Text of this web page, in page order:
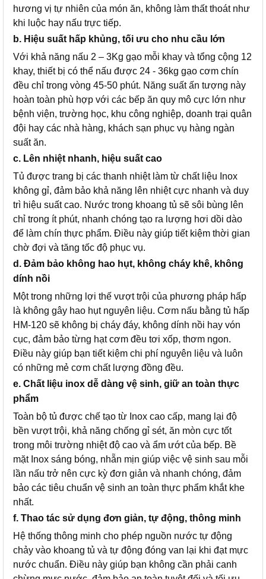
hương vị tự nhiên của món ăn, không làm thất thoát như
khi luộc hay nấu trực tiếp.
b. Hiệu suất hấp khủng, tối ưu cho nhu cầu lớn
Với khả năng nấu 2 – 3Kg gạo mỗi khay và tổng cộng 12
khay, thiết bị có thể nấu được 24 - 36kg gạo cơm chín
đều chỉ trong vòng 45-50 phút. Năng suất ấn tượng này
hoàn toàn phù hợp với các bếp ăn quy mô cực lớn như
bệnh viện, trường học, khu công nghiệp, doanh trại quân
đội hay các nhà hàng, khách sạn phục vụ hàng ngàn
suất ăn.
c. Lên nhiệt nhanh, hiệu suất cao
Tủ được trang bị các thanh nhiệt làm từ chất liệu Inox
không gỉ, đảm bảo khả năng lên nhiệt cực nhanh và duy
trì hiệu suất cao. Nước trong khoang tủ sẽ sôi bùng lên
chỉ trong ít phút, nhanh chóng tạo ra lượng hơi dồi dào
để làm chín thực phẩm. Điều này giúp tiết kiệm thời gian
chờ đợi và tăng tốc độ phục vụ.
d. Đảm bảo không hao hụt, không cháy khê, không
dính nồi
Một trong những lợi thế vượt trội của phương pháp hấp
là không gây hao hụt nguyên liệu. Cơm nấu bằng tủ hấp
HM-120 sẽ không bị cháy đáy, không dính nồi hay vón
cục, đảm bảo từng hạt cơm đều tơi xốp, thơm ngon.
Điều này giúp bạn tiết kiệm chi phí nguyên liệu và luôn
có những mẻ cơm chất lượng đồng đều.
e. Chất liệu inox dễ dàng vệ sinh, giữ an toàn thực
phẩm
Toàn bộ tủ được chế tạo từ Inox cao cấp, mang lại độ
bền vượt trội, khả năng chống gỉ sét, ăn mòn cực tốt
trong môi trường nhiệt độ cao và ẩm ướt của bếp. Bề
mặt Inox sáng bóng, nhẵn mịn giúp việc vệ sinh sau mỗi
lần nấu trở nên cực kỳ đơn giản và nhanh chóng, đảm
bảo các tiêu chuẩn vệ sinh an toàn thực phẩm khắt khe
nhất.
f. Thao tác sử dụng đơn giản, tự động, thông minh
Hệ thống thông minh cho phép nguồn nước tự động
chảy vào khoang tủ và tự động đóng van lại khi đạt mực
nước chuẩn. Điều này giúp bạn không cần phải canh